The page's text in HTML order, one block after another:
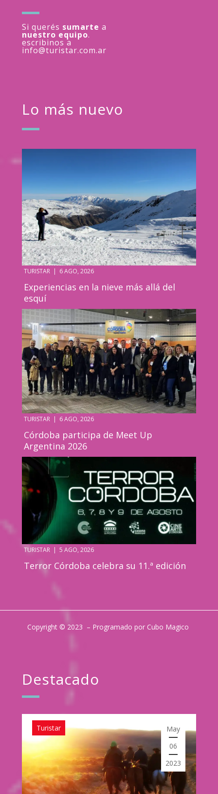
Si querés sumarte a
nuestro equipo.
escribinos a
info@turistar.com.ar
Lo más nuevo
TURISTAR | 6 AGO, 2026
Experiencias en la nieve más allá del
esquí
TURISTAR | 6 AGO, 2026
Córdoba participa de Meet Up
Argentina 2026
TURISTAR | 5 AGO, 2026
Terror Córdoba celebra su 11.ª edición
Copyright © 2023 – Programado por Cubo Magico
Destacado
Turistar
May
06
2023